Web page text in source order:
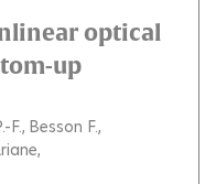
optical
up
F. Besson F.